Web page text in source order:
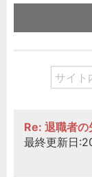
Re: 退職者
最終更新日